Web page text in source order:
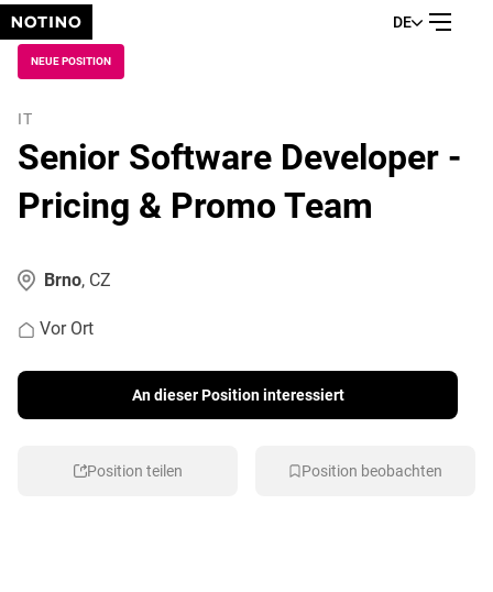
DE
NEUE POSITION
IT
Senior Software Developer -
Pricing & Promo Team
Brno, CZ
Vor Ort
An dieser Position interessiert
Position teilen Position beobachten